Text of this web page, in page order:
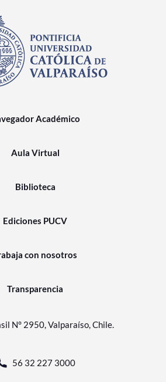
Académico
Aula Virtual
Biblioteca
Ediciones PUCV
con nosotros
Transparencia
N° 2950, Valparaíso, Chile.
56 32 227 3000